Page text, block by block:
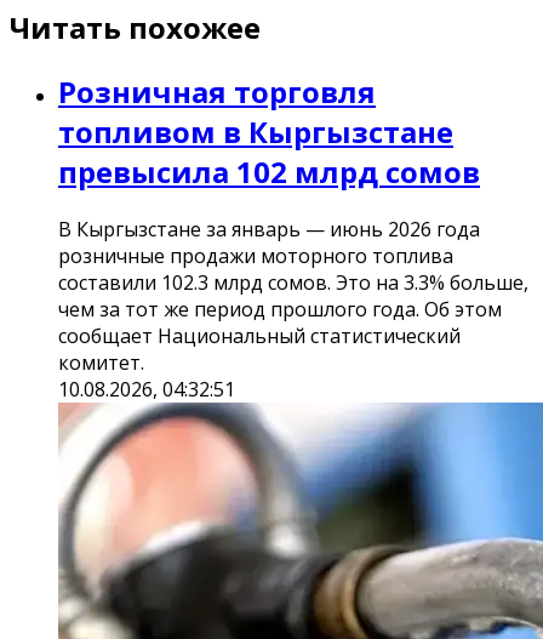
Читать похожее
Розничная торговля
топливом в Кыргызстане
превысила 102 млрд сомов
В Кыргызстане за январь — июнь 2026 года
розничные продажи моторного топлива
составили 102.3 млрд сомов. Это на 3.3% больше,
чем за тот же период прошлого года. Об этом
сообщает Национальный статистический
комитет.
10.08.2026, 04:32:51